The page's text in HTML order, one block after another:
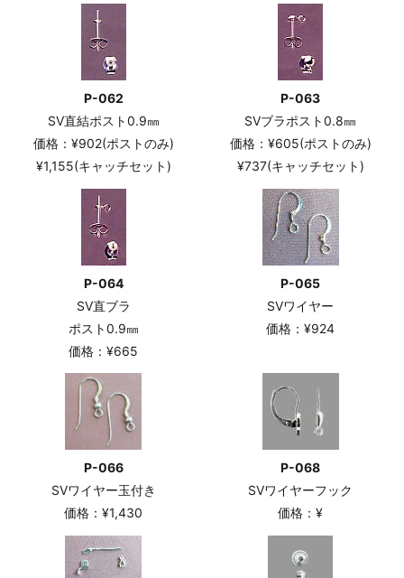
P-062
SV直結ポスト0.9㎜
価格：¥902(ポストのみ)
¥1,155(キャッチセット)
P-063
SVブラポスト0.8㎜
価格：¥605(ポストのみ)
¥737(キャッチセット)
P-064
SV直ブラ
ポスト0.9㎜
価格：¥665
P-065
SVワイヤー
価格：¥924
P-066
SVワイヤー玉付き
価格：¥1,430
P-068
SVワイヤーフック
価格：¥